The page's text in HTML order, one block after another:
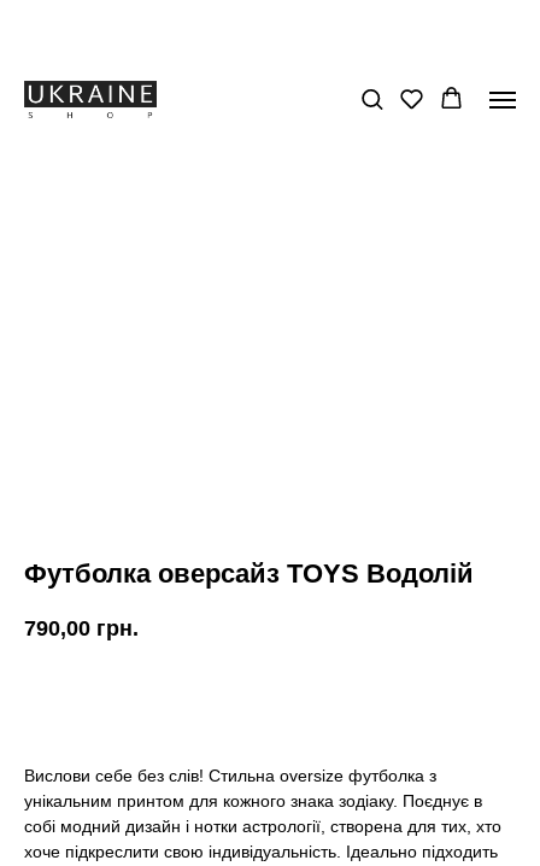
Футболка оверсайз TOYS Водолій
790,00 грн.
Вислови себе без слів! Стильна oversize футболка з
унікальним принтом для кожного знака зодіаку. Поєднує в
собі модний дизайн і нотки астрології, створена для тих, хто
хоче підкреслити свою індивідуальність. Ідеально підходить